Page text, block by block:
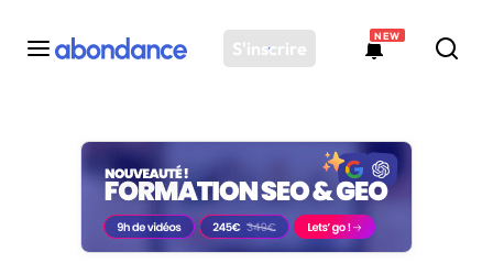
S'inscrire
NEW
Toutes les actus
Actus SEO
Plateforme